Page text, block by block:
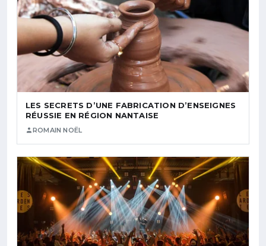
LES SECRETS D’UNE FABRICATION D’ENSEIGNES
RÉUSSIE EN RÉGION NANTAISE
ROMAIN NOËL